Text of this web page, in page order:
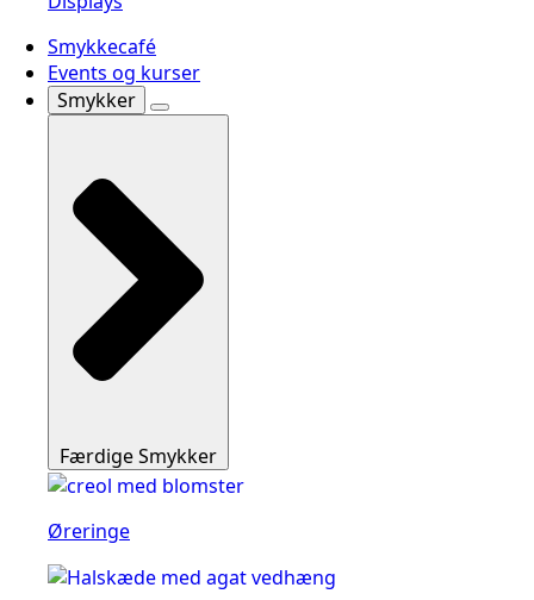
Smykkecafé
Events og kurser
Smykker
Færdige Smykker
Øreringe